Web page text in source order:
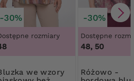
50, 52/54, 56/58, 60/62
-30%
rozmiary
-30%
Dostępne
48, 50
Różowo -